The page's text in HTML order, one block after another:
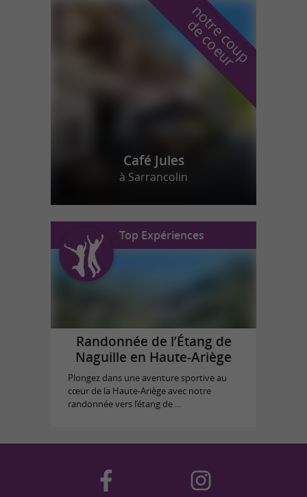
n
o
t
r
e
c
o
u
p
d
e
c
o
e
u
r
Café Jules
à Sarrancolin
Top Expériences
Randonnée de l’Étang de
Naguille en Haute-Ariège
Plongez dans une aventure sportive au
cœur de la Haute-Ariège avec notre
randonnée vers l’étang de ...